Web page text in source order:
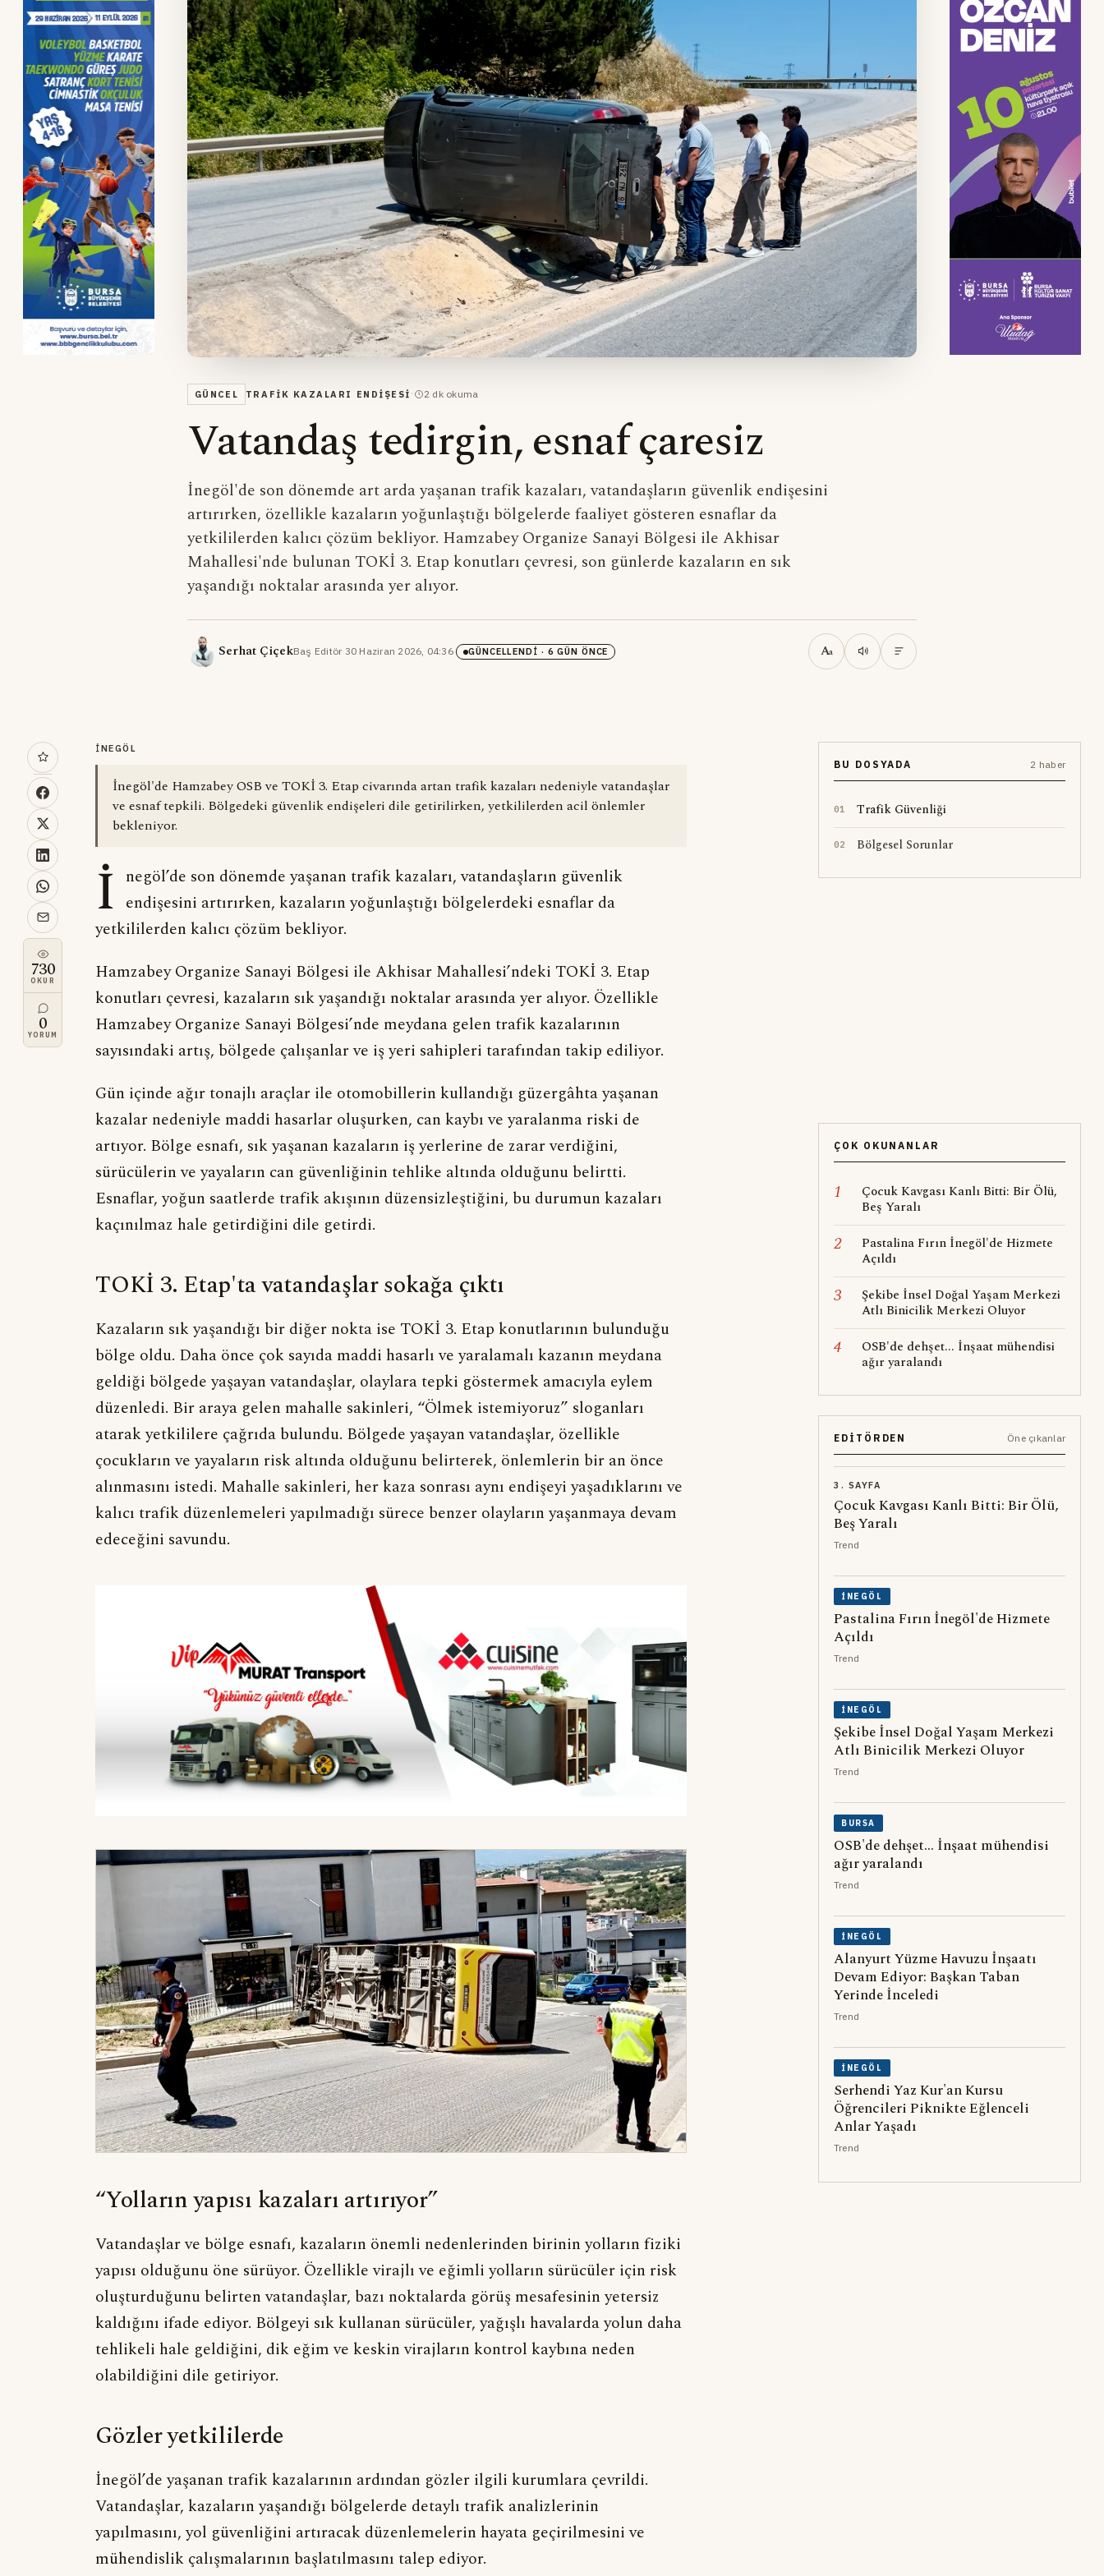
GÜNCEL TRAFIK KAZALARI ENDIŞESI · 2 dk okuma
Vatandaş tedirgin, esnaf çaresiz
İnegöl'de son dönemde art arda yaşanan trafik kazaları, vatandaşların güvenlik endişesini
artırırken, özellikle kazaların yoğunlaştığı bölgelerde faaliyet gösteren esnaflar da
yetkililerden kalıcı çözüm bekliyor. Hamzabey Organize Sanayi Bölgesi ile Akhisar
Mahallesi'nde bulunan TOKİ 3. Etap konutları çevresi, son günlerde kazaların en sık
yaşandığı noktalar arasında yer alıyor.
Serhat ÇiçekBaş Editör·30 Haziran 2026, 04:36· GÜNCELLENDI · 6 GÜN ÖNCE Aa
730
OKUR
0
YORUM
İNEGÖL
İnegöl'de Hamzabey OSB ve TOKİ 3. Etap civarında artan trafik kazaları nedeniyle vatandaşlar
ve esnaf tepkili. Bölgedeki güvenlik endişeleri dile getirilirken, yetkililerden acil önlemler
bekleniyor.
İ negöl’de son dönemde yaşanan trafik kazaları, vatandaşların güvenlik
endişesini artırırken, kazaların yoğunlaştığı bölgelerdeki esnaflar da
yetkililerden kalıcı çözüm bekliyor.
Hamzabey Organize Sanayi Bölgesi ile Akhisar Mahallesi’ndeki TOKİ 3. Etap
konutları çevresi, kazaların sık yaşandığı noktalar arasında yer alıyor. Özellikle
Hamzabey Organize Sanayi Bölgesi’nde meydana gelen trafik kazalarının
sayısındaki artış, bölgede çalışanlar ve iş yeri sahipleri tarafından takip ediliyor.
Gün içinde ağır tonajlı araçlar ile otomobillerin kullandığı güzergâhta yaşanan
kazalar nedeniyle maddi hasarlar oluşurken, can kaybı ve yaralanma riski de
artıyor. Bölge esnafı, sık yaşanan kazaların iş yerlerine de zarar verdiğini,
sürücülerin ve yayaların can güvenliğinin tehlike altında olduğunu belirtti.
Esnaflar, yoğun saatlerde trafik akışının düzensizleştiğini, bu durumun kazaları
kaçınılmaz hale getirdiğini dile getirdi.
TOKİ 3. Etap'ta vatandaşlar sokağa çıktı
Kazaların sık yaşandığı bir diğer nokta ise TOKİ 3. Etap konutlarının bulunduğu
bölge oldu. Daha önce çok sayıda maddi hasarlı ve yaralamalı kazanın meydana
geldiği bölgede yaşayan vatandaşlar, olaylara tepki göstermek amacıyla eylem
düzenledi. Bir araya gelen mahalle sakinleri, “Ölmek istemiyoruz” sloganları
atarak yetkililere çağrıda bulundu. Bölgede yaşayan vatandaşlar, özellikle
çocukların ve yayaların risk altında olduğunu belirterek, önlemlerin bir an önce
alınmasını istedi. Mahalle sakinleri, her kaza sonrası aynı endişeyi yaşadıklarını ve
kalıcı trafik düzenlemeleri yapılmadığı sürece benzer olayların yaşanmaya devam
edeceğini savundu.
“Yolların yapısı kazaları artırıyor”
Vatandaşlar ve bölge esnafı, kazaların önemli nedenlerinden birinin yolların fiziki
yapısı olduğunu öne sürüyor. Özellikle virajlı ve eğimli yolların sürücüler için risk
oluşturduğunu belirten vatandaşlar, bazı noktalarda görüş mesafesinin yetersiz
kaldığını ifade ediyor. Bölgeyi sık kullanan sürücüler, yağışlı havalarda yolun daha
tehlikeli hale geldiğini, dik eğim ve keskin virajların kontrol kaybına neden
olabildiğini dile getiriyor.
Gözler yetkililerde
İnegöl’de yaşanan trafik kazalarının ardından gözler ilgili kurumlara çevrildi.
Vatandaşlar, kazaların yaşandığı bölgelerde detaylı trafik analizlerinin
yapılmasını, yol güvenliğini artıracak düzenlemelerin hayata geçirilmesini ve
mühendislik çalışmalarının başlatılmasını talep ediyor.
BU DOSYADA 2 haber
01 Trafik Güvenliği
02 Bölgesel Sorunlar
ÇOK OKUNANLAR
1
Çocuk Kavgası Kanlı Bitti: Bir Ölü,
Beş Yaralı
2
Pastalina Fırın İnegöl'de Hizmete
Açıldı
3
Şekibe İnsel Doğal Yaşam Merkezi
Atlı Binicilik Merkezi Oluyor
4
OSB'de dehşet... İnşaat mühendisi
ağır yaralandı
EDITÖRDEN Öne çıkanlar
3. SAYFA
Çocuk Kavgası Kanlı Bitti: Bir Ölü,
Beş Yaralı
Trend
İNEGÖL
Pastalina Fırın İnegöl'de Hizmete
Açıldı
Trend
İNEGÖL
Şekibe İnsel Doğal Yaşam Merkezi
Atlı Binicilik Merkezi Oluyor
Trend
BURSA
OSB'de dehşet... İnşaat mühendisi
ağır yaralandı
Trend
İNEGÖL
Alanyurt Yüzme Havuzu İnşaatı
Devam Ediyor: Başkan Taban
Yerinde İnceledi
Trend
İNEGÖL
Serhendi Yaz Kur'an Kursu
Öğrencileri Piknikte Eğlenceli
Anlar Yaşadı
Trend